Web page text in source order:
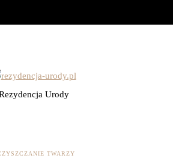
Urody
TWARZY